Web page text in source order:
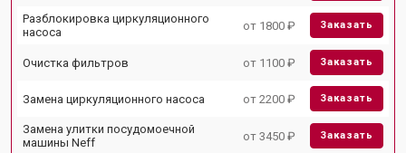
Разблокировка циркуляционного
насоса
от 1800 ₽ Заказать
Очистка фильтров от 1100 ₽ Заказать
Замена циркуляционного насоса от 2200 ₽ Заказать
Замена улитки посудомоечной
машины Neff
от 3450 ₽ Заказать